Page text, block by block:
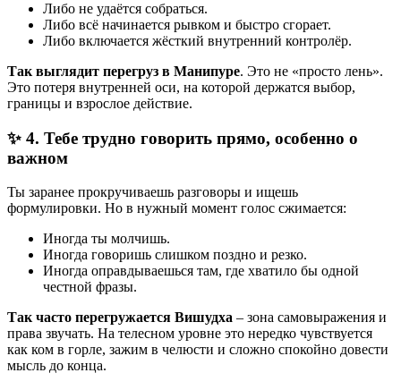
Либо не удаётся собраться.
Либо всё начинается рывком и быстро сгорает.
Либо включается жёсткий внутренний контролёр.
Так выглядит перегруз в Манипуре. Это не «просто лень».
Это потеря внутренней оси, на которой держатся выбор,
границы и взрослое действие.
✨ 4. Тебе трудно говорить прямо, особенно о
важном
Ты заранее прокручиваешь разговоры и ищешь
формулировки. Но в нужный момент голос сжимается:
Иногда ты молчишь.
Иногда говоришь слишком поздно и резко.
Иногда оправдываешься там, где хватило бы одной
честной фразы.
Так часто перегружается Вишудха – зона самовыражения и
права звучать. На телесном уровне это нередко чувствуется
как ком в горле, зажим в челюсти и сложно спокойно довести
мысль до конца.